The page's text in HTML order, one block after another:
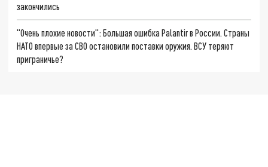
закончились
"Очень плохие новости": Большая ошибка Palantir в России. Страны
НАТО впервые за СВО остановили поставки оружия. ВСУ теряют
приграничье?